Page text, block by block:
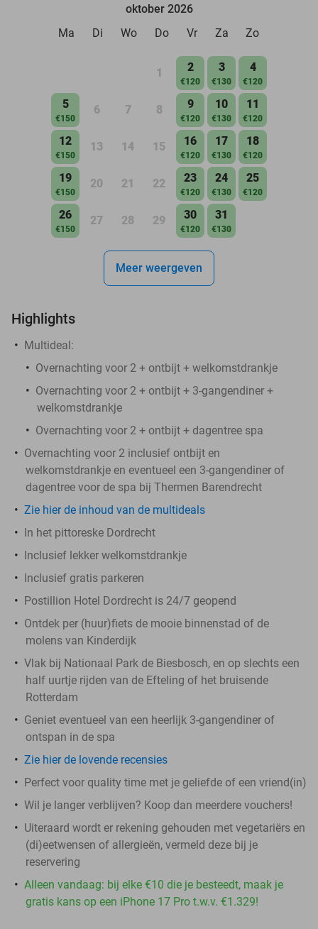
oktober 2026
Ma
Di Wo Do Vr Za Zo
1 2
€120
3
€130
4
€120
5
€150
6 7 8 9
€120
10
€130
11
€120
12
€150
13 14 15 16
€120
17
€130
18
€120
19
€150
20 21 22 23
€120
24
€130
25
€120
26
€150
27 28 29 30
€120
31
€130
Meer weergeven
Highlights
Multideal:
Overnachting voor 2 + ontbijt + welkomstdrankje
Overnachting voor 2 + ontbijt + 3-gangendiner +
welkomstdrankje
Overnachting voor 2 + ontbijt + dagentree spa
Overnachting voor 2 inclusief ontbijt en
welkomstdrankje en eventueel een 3-gangendiner of
dagentree voor de spa bij Thermen Barendrecht
Zie hier de inhoud van de multideals
In het pittoreske Dordrecht
Inclusief lekker welkomstdrankje
Inclusief gratis parkeren
Postillion Hotel Dordrecht is 24/7 geopend
Ontdek per (huur)fiets de mooie binnenstad of de
molens van Kinderdijk
Vlak bij Nationaal Park de Biesbosch, en op slechts een
half uurtje rijden van de Efteling of het bruisende
Rotterdam
Geniet eventueel van een heerlijk 3-gangendiner of
ontspan in de spa
Zie hier de lovende recensies
Perfect voor quality time met je geliefde of een vriend(in)
Wil je langer verblijven? Koop dan meerdere vouchers!
Uiteraard wordt er rekening gehouden met vegetariërs en
(di)eetwensen of allergieën, vermeld deze bij je
reservering
Alleen vandaag: bij elke €10 die je besteedt, maak je
gratis kans op een iPhone 17 Pro t.w.v. €1.329!